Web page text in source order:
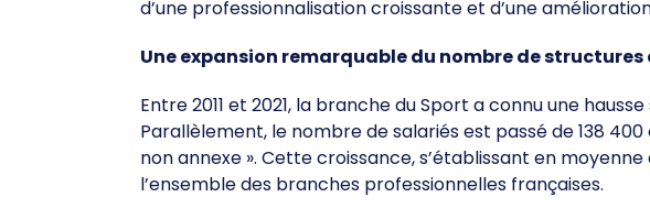
d’une professionnalisation croissante et d’une
Une expansion remarquable du nombre de structures
Entre 2011 et 2021, la branche du Sport a connu une
Parallèlement, le nombre de salariés est passé de 138
non annexe ». Cette croissance, s’établissant en
l’ensemble des branches professionnelles françaises.